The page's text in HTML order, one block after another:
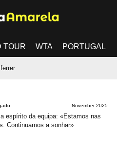
TOUR WTA PORTUGAL
ferrer
November 2025
espírito da equipa: «Estamos nas
Continuamos a sonhar»